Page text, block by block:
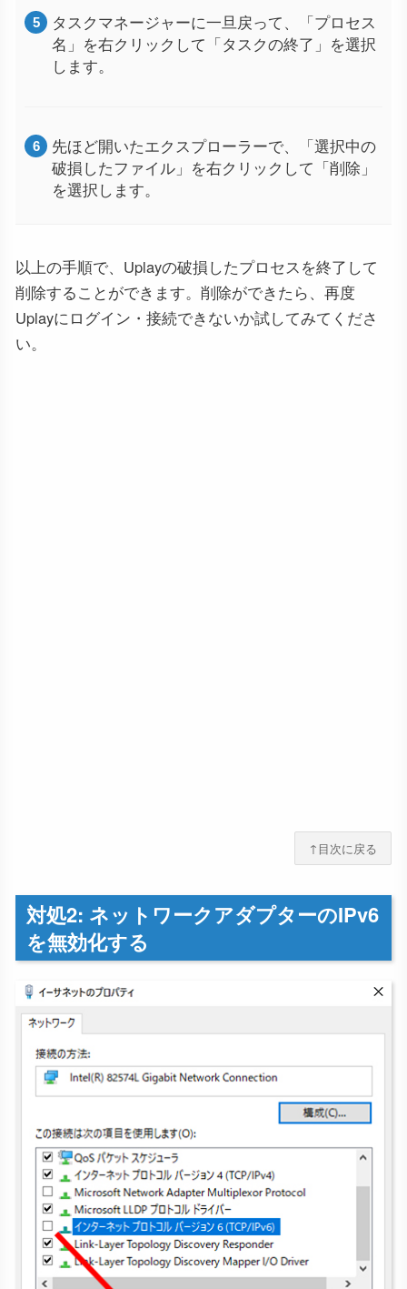
タスクマネージャーに一旦戻って、「プロセス
名」を右クリックして「タスクの終了」を選択
します。
先ほど開いたエクスプローラーで、「選択中の
破損したファイル」を右クリックして「削除」
を選択します。
以上の手順で、Uplayの破損したプロセスを終了して
削除することができます。削除ができたら、再度
Uplayにログイン・接続できないか試してみてくださ
い。
↑目次に戻る
対処2: ネットワークアダプターのIPv6
を無効化する